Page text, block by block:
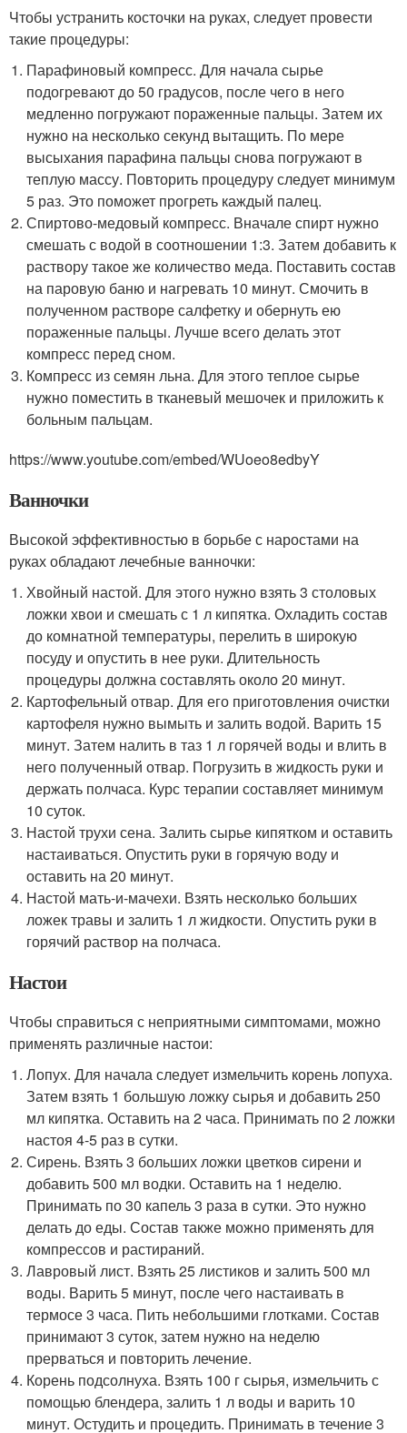
Чтобы устранить косточки на руках, следует провести
такие процедуры:
Парафиновый компресс. Для начала сырье
подогревают до 50 градусов, после чего в него
медленно погружают пораженные пальцы. Затем их
нужно на несколько секунд вытащить. По мере
высыхания парафина пальцы снова погружают в
теплую массу. Повторить процедуру следует минимум
5 раз. Это поможет прогреть каждый палец.
Спиртово-медовый компресс. Вначале спирт нужно
смешать с водой в соотношении 1:3. Затем добавить к
раствору такое же количество меда. Поставить состав
на паровую баню и нагревать 10 минут. Смочить в
полученном растворе салфетку и обернуть ею
пораженные пальцы. Лучше всего делать этот
компресс перед сном.
Компресс из семян льна. Для этого теплое сырье
нужно поместить в тканевый мешочек и приложить к
больным пальцам.
https://www.youtube.com/embed/WUoeo8edbyY
Ванночки
Высокой эффективностью в борьбе с наростами на
руках обладают лечебные ванночки:
Хвойный настой. Для этого нужно взять 3 столовых
ложки хвои и смешать с 1 л кипятка. Охладить состав
до комнатной температуры, перелить в широкую
посуду и опустить в нее руки. Длительность
процедуры должна составлять около 20 минут.
Картофельный отвар. Для его приготовления очистки
картофеля нужно вымыть и залить водой. Варить 15
минут. Затем налить в таз 1 л горячей воды и влить в
него полученный отвар. Погрузить в жидкость руки и
держать полчаса. Курс терапии составляет минимум
10 суток.
Настой трухи сена. Залить сырье кипятком и оставить
настаиваться. Опустить руки в горячую воду и
оставить на 20 минут.
Настой мать-и-мачехи. Взять несколько больших
ложек травы и залить 1 л жидкости. Опустить руки в
горячий раствор на полчаса.
Настои
Чтобы справиться с неприятными симптомами, можно
применять различные настои:
Лопух. Для начала следует измельчить корень лопуха.
Затем взять 1 большую ложку сырья и добавить 250
мл кипятка. Оставить на 2 часа. Принимать по 2 ложки
настоя 4-5 раз в сутки.
Сирень. Взять 3 больших ложки цветков сирени и
добавить 500 мл водки. Оставить на 1 неделю.
Принимать по 30 капель 3 раза в сутки. Это нужно
делать до еды. Состав также можно применять для
компрессов и растираний.
Лавровый лист. Взять 25 листиков и залить 500 мл
воды. Варить 5 минут, после чего настаивать в
термосе 3 часа. Пить небольшими глотками. Состав
принимают 3 суток, затем нужно на неделю
прерваться и повторить лечение.
Корень подсолнуха. Взять 100 г сырья, измельчить с
помощью блендера, залить 1 л воды и варить 10
минут. Остудить и процедить. Принимать в течение 3